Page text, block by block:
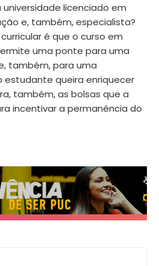
universidade licenciado em
e, também, especialista?
é que o curso em
uma ponte para uma
também, para uma
estudante queira enriquecer
também, as bolsas que a
incentivar a permanência do